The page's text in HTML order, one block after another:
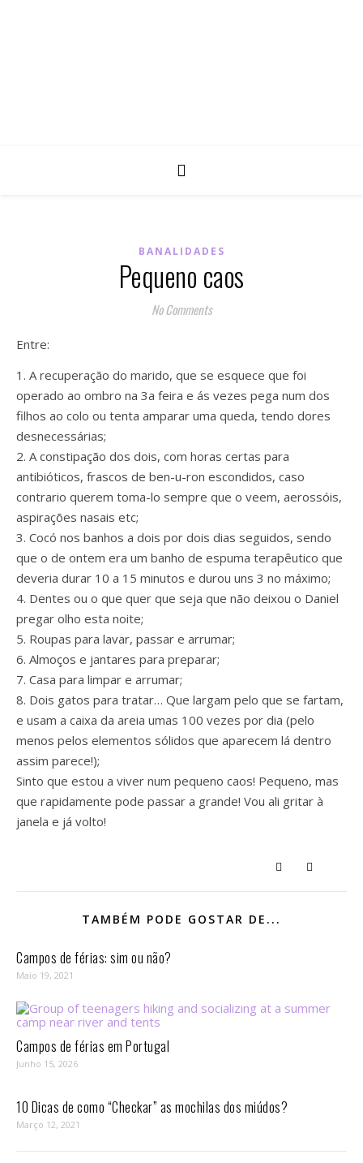
BANALIDADES
Pequeno caos
No Comments
Entre:
1. A recuperação do marido, que se esquece que foi
operado ao ombro na 3a feira e ás vezes pega num dos
filhos ao colo ou tenta amparar uma queda, tendo dores
desnecessárias;
2. A constipação dos dois, com horas certas para
antibióticos, frascos de ben-u-ron escondidos, caso
contrario querem toma-lo sempre que o veem, aerossóis,
aspirações nasais etc;
3. Cocó nos banhos a dois por dois dias seguidos, sendo
que o de ontem era um banho de espuma terapêutico que
deveria durar 10 a 15 minutos e durou uns 3 no máximo;
4. Dentes ou o que quer que seja que não deixou o Daniel
pregar olho esta noite;
5. Roupas para lavar, passar e arrumar;
6. Almoços e jantares para preparar;
7. Casa para limpar e arrumar;
8. Dois gatos para tratar… Que largam pelo que se fartam,
e usam a caixa da areia umas 100 vezes por dia (pelo
menos pelos elementos sólidos que aparecem lá dentro
assim parece!);
Sinto que estou a viver num pequeno caos! Pequeno, mas
que rapidamente pode passar a grande! Vou ali gritar à
janela e já volto!
TAMBÉM PODE GOSTAR DE...
Campos de férias: sim ou não?
Maio 19, 2021
Campos de férias em Portugal
Junho 15, 2026
10 Dicas de como “Checkar” as mochilas dos miúdos?
Março 12, 2021